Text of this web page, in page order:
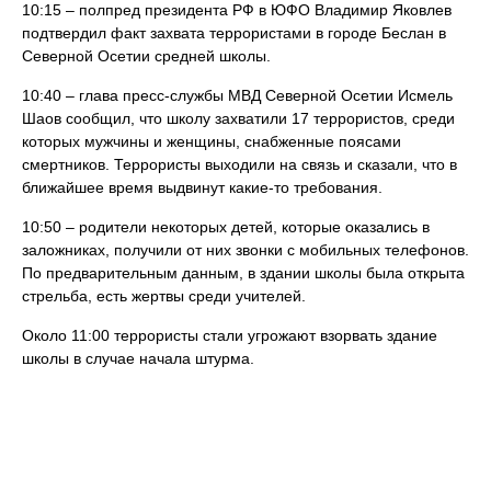
10:15 – полпред президента РФ в ЮФО Владимир Яковлев
подтвердил факт захвата террористами в городе Беслан в
Северной Осетии средней школы.
10:40 – глава пресс-службы МВД Северной Осетии Исмель
Шаов сообщил, что школу захватили 17 террористов, среди
которых мужчины и женщины, снабженные поясами
смертников. Террористы выходили на связь и сказали, что в
ближайшее время выдвинут какие-то требования.
10:50 – родители некоторых детей, которые оказались в
заложниках, получили от них звонки с мобильных телефонов.
По предварительным данным, в здании школы была открыта
стрельба, есть жертвы среди учителей.
Около 11:00 террористы стали угрожают взорвать здание
школы в случае начала штурма.